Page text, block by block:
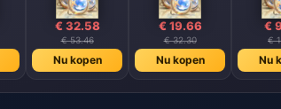
€ 32.58
€ 53.46
Nu kopen
€ 19.66
€ 32.30
Nu kopen
€
€
Nu